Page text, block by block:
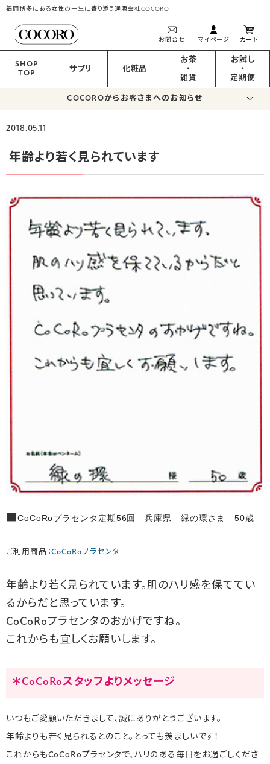
福岡博多にある女性の一生に寄り添う通販会社COCORO
お問合せ マイページ カート
SHOP
TOP
サプリ 化粧品
お茶
・
雑貨
お試し
・
定期便
COCOROからお客さまへのお知らせ
2018.05.11
年齢より若く見られています
CoCoRoプラセンタ定期56回 兵庫県 緑の環さま 50歳
ご利用商品：CoCoRoプラセンタ
年齢より若く見られています。肌のハリ感を保ててい
るからだと思っています。
CoCoRoプラセンタのおかげですね。
これからも宜しくお願いします。
＊CoCoRoスタッフよりメッセージ
いつもご愛顧いただきまして、誠にありがとうございます。
年齢よりも若く見られるとのこと。とっても羨ましいです！
これからもCoCoRoプラセンタで、ハリのある毎日をお過ごしくださ